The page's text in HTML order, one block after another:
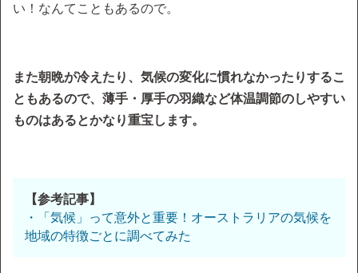
い！なんてこともあるので。
また朝晩が冷えたり、気候の変化に慣れなかったりするこ
ともあるので、薄手・厚手の羽織など体温調節のしやすい
ものはあるとかなり重宝します。
【参考記事】
・「気候」って意外と重要！オーストラリアの気候を
地域の特徴ごとに調べてみた